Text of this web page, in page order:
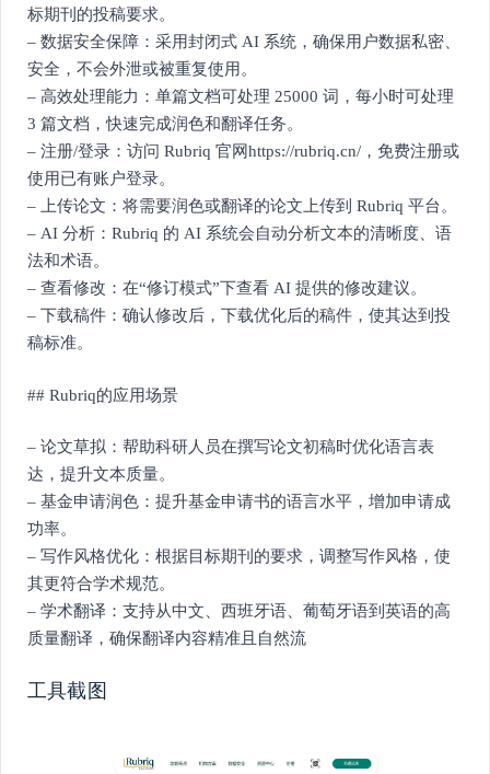
标期刊的投稿要求。
– 数据安全保障：采用封闭式 AI 系统，确保用户数据私密、
安全，不会外泄或被重复使用。
– 高效处理能力：单篇文档可处理 25000 词，每小时可处理
3 篇文档，快速完成润色和翻译任务。
– 注册/登录：访问 Rubriq 官网https://rubriq.cn/，免费注册或
使用已有账户登录。
– 上传论文：将需要润色或翻译的论文上传到 Rubriq 平台。
– AI 分析：Rubriq 的 AI 系统会自动分析文本的清晰度、语
法和术语。
– 查看修改：在“修订模式”下查看 AI 提供的修改建议。
– 下载稿件：确认修改后，下载优化后的稿件，使其达到投
稿标准。
## Rubriq的应用场景
– 论文草拟：帮助科研人员在撰写论文初稿时优化语言表
达，提升文本质量。
– 基金申请润色：提升基金申请书的语言水平，增加申请成
功率。
– 写作风格优化：根据目标期刊的要求，调整写作风格，使
其更符合学术规范。
– 学术翻译：支持从中文、西班牙语、葡萄牙语到英语的高
质量翻译，确保翻译内容精准且自然流
工具截图